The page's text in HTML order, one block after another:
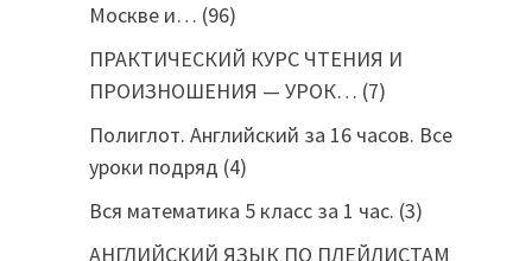
Москве и… (96)
ПРАКТИЧЕСКИЙ КУРС ЧТЕНИЯ И
ПРОИЗНОШЕНИЯ — УРОК… (7)
Полиглот. Английский за 16 часов. Все
уроки подряд (4)
Вся математика 5 класс за 1 час. (3)
АНГЛИЙСКИЙ ЯЗЫК ПО ПЛЕЙЛИСТАМ